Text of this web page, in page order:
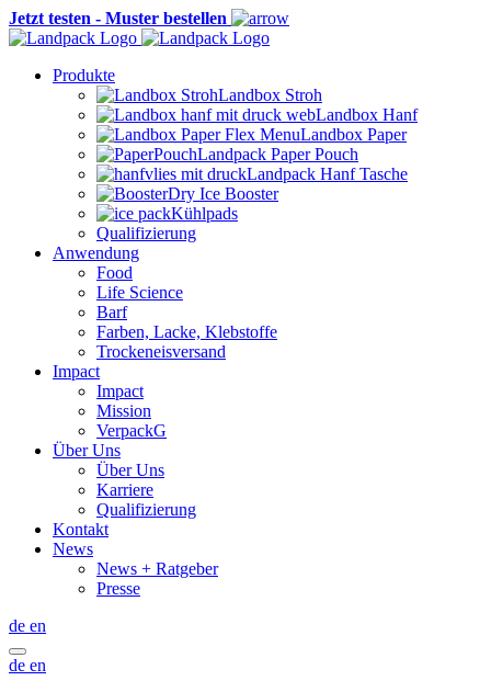
Jetzt testen - Muster bestellen
Produkte
Landbox Stroh
Landbox Hanf
Landbox Paper
Landpack Paper Pouch
Landpack Hanf Tasche
Dry Ice Booster
Kühlpads
Qualifizierung
Anwendung
Food
Life Science
Barf
Farben, Lacke, Klebstoffe
Trockeneisversand
Impact
Impact
Mission
VerpackG
Über Uns
Über Uns
Karriere
Qualifizierung
Kontakt
News
News + Ratgeber
Presse
de en
de en